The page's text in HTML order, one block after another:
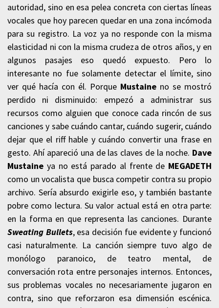
autoridad, sino en esa pelea concreta con ciertas líneas
vocales que hoy parecen quedar en una zona incómoda
para su registro. La voz ya no responde con la misma
elasticidad ni con la misma crudeza de otros años, y en
algunos pasajes eso quedó expuesto. Pero lo
interesante no fue solamente detectar el límite, sino
ver qué hacía con él. Porque Mustaine no se mostró
perdido ni disminuido: empezó a administrar sus
recursos como alguien que conoce cada rincón de sus
canciones y sabe cuándo cantar, cuándo sugerir, cuándo
dejar que el riff hable y cuándo convertir una frase en
gesto. Ahí apareció una de las claves de la noche. Dave
Mustaine ya no está parado al frente de MEGADETH
como un vocalista que busca competir contra su propio
archivo. Sería absurdo exigirle eso, y también bastante
pobre como lectura. Su valor actual está en otra parte:
en la forma en que representa las canciones. Durante
Sweating Bullets, esa decisión fue evidente y funcionó
casi naturalmente. La canción siempre tuvo algo de
monólogo paranoico, de teatro mental, de
conversación rota entre personajes internos. Entonces,
sus problemas vocales no necesariamente jugaron en
contra, sino que reforzaron esa dimensión escénica.